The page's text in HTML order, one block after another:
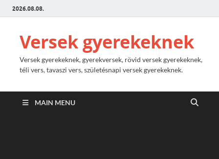
2026.08.08.
Versek gyerekeknek
Versek gyerekeknek, gyerekversek, rövid versek gyerekeknek,
téli vers, tavaszi vers, születésnapi versek gyerekeknek.
MAIN MENU